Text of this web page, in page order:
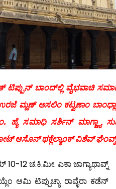
ಟಿಪ್ಪುನ್ ಬಾಂದ್‍ಲ್ಲಿ ವೈಭವಾಚಿ
ಮ್ಹಣ್ ಅಸಲಿಂ ಕಟ್ವಣಾಂ
ಹ್ಯೆ ಸಮಾಧಿ ಸರ್ಶಿನ್ ಮಾಗ್ಣ್ಯಾ
ಆಸೊನ್ ಥಕ್ಲೆಲ್ಯಾಂಕ್ ವಿಶೆವ್
10-12 ಚ.ಕಿ.ಮೀ. ಎಕಾ ಜಾಗ್ಯಾಥಾವ್ನ್
ಆಮಿ ಟಿಪ್ಪುಚ್ಯಾ ರಾವ್ಳೆರಾ ಕಡೆನ್